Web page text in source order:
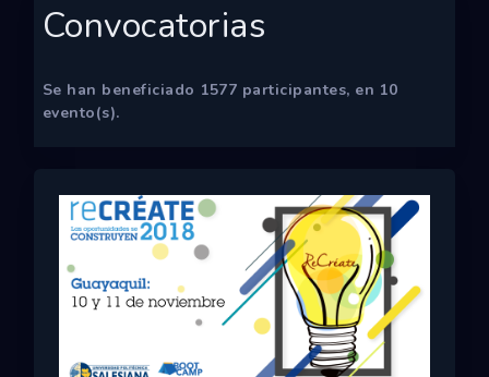
Convocatorias
Se han beneficiado 1577 participantes, en 10
evento(s).